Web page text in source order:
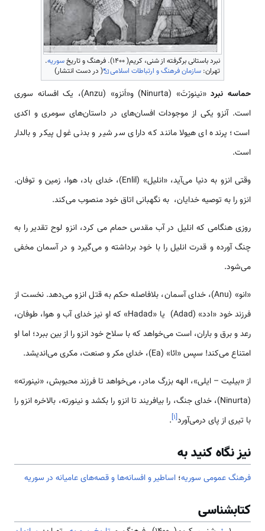
نبرد باستانی برگرفته از شنی، کریم( 1400). فرهنگ و تاریخ سوریه.
تهران: سازمان فرهنگ و ارتباطات اسلامی ( در دست انتشار)
حماسه نبرد
«نینورْتَ» (Ninurta) و«اَنزو» (Anzu)، یک افسانه سوری
است. آنزو یکی از موجودات افسان‌‌‌‌‌‌‌‌‌‌‌‌‌‌‌‌‌‌های در د‌‌‌‌‌‌‌‌‌استان‌‌‌‌‌‌‌‌‌‌‌‌‌‌های سومری و اکدی
‌‌‌‌‌‌‌‌‌است؛ پرنده ای هیولا مانند که دارای سر شیر و بدنی غول پیکر و بالدار
‌‌‌‌‌‌‌‌‌است.
وقتی انزو به دنیا ‌‌‌‌‌‌می‌آید، «انلیل» (Enlil)، خدای باد، هوا، زمین و توفان.
انزو را به توصیه خدایان، به نگهبانی اتاق خود منصوب ‌‌‌‌‌‌می‌کند.
روزی هنگامی که انلیل در آب مقدس حمام می کرد، انزو لوح تقدیر را به
چنگ آورده و قدرت انلیل را با خود برداشته و ‌‌‌‌‌‌‌‌‌‌‌‌می‌گیرد و در آسمان مخفی
‌‌‌‌‌‌می‌شود.
«انو» (Anu)، خدای آسمان، بلافاصله حکم به قتل انزو ‌‌‌‌‌‌می‌دهد. نخست از
فرزند خود «ادد» (Adad) یا «Hadad» که او نیز خدای آب و هوا، طوفان،
رعد و برق و باران، ‌‌‌‌‌‌‌‌‌است ‌‌‌‌‌‌‌می‌خواهد که با سلاح خود انزو را از بین ببرد؛ اما او
امتناع ‌‌‌‌‌‌می‌کند! سپس «ائا» (Ea)، خدای مکر و صنعت، مکری ‌‌‌‌‌‌‌می‌اندیشد.
از «بیلیت – ایلی»، الهه بزرگ مادر، ‌‌‌‌‌‌‌می‌خواهد تا فرزند محبوبش، «نینورته»
(Ninurta)، خدای جنگ، را بیافریند تا انزو را بکشد و نینورته، بالاخره انزو را
با تیری از پای در‌‌‌‌‌‌می‌آورد[۱]
.
نیز نگاه کنید به
فرهنگ عمومی سوریه؛ اساطیر و افسانه‌ها و قصه‌های عامیانه در سوریه
کتابشناسی